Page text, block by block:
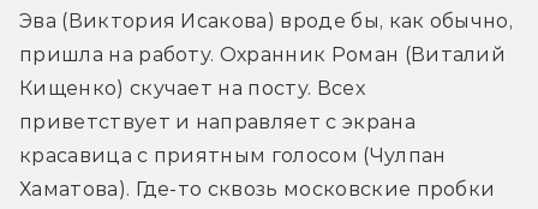
Эва (Виктория Исакова) вроде бы, как обычно,
пришла на работу. Охранник Роман (Виталий
Кищенко) скучает на посту. Всех
приветствует и направляет с экрана
красавица с приятным голосом (Чулпан
Хаматова). Где-то сквозь московские пробки